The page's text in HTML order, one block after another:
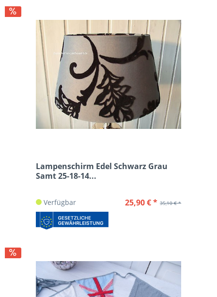
Lampenschirm Edel Schwarz Grau
Samt 25-18-14...
Verfügbar 35,10 € *
25,90 € *